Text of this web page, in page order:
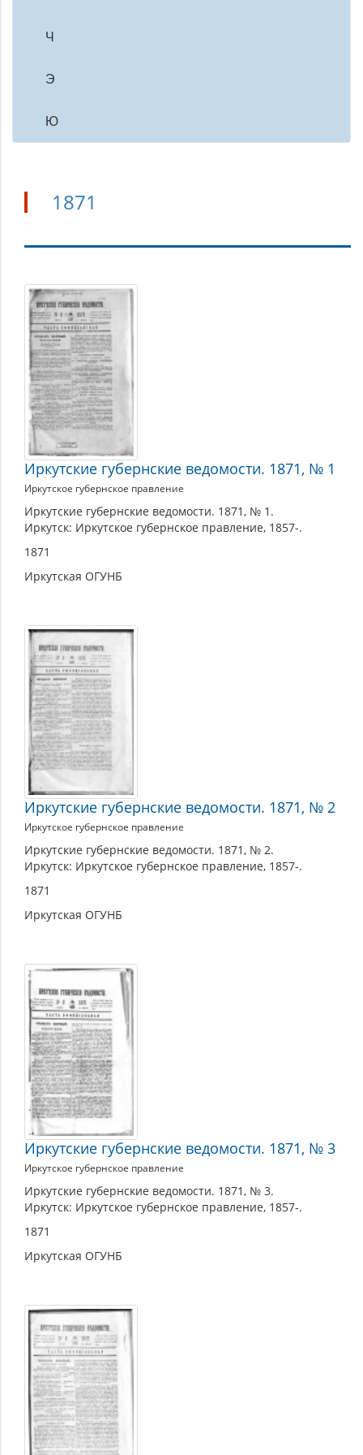
Ч
Э
Ю
1871
1871
Иркутские губернские ведомости. 1871, № 1
Иркутское губернское правление
Иркутские губернские ведомости. 1871, № 1.
Иркутск: Иркутское губернское правление, 1857-.
1871
Иркутская ОГУНБ
Иркутские губернские ведомости. 1871, № 2
Иркутское губернское правление
Иркутские губернские ведомости. 1871, № 2.
Иркутск: Иркутское губернское правление, 1857-.
1871
Иркутская ОГУНБ
Иркутские губернские ведомости. 1871, № 3
Иркутское губернское правление
Иркутские губернские ведомости. 1871, № 3.
Иркутск: Иркутское губернское правление, 1857-.
1871
Иркутская ОГУНБ